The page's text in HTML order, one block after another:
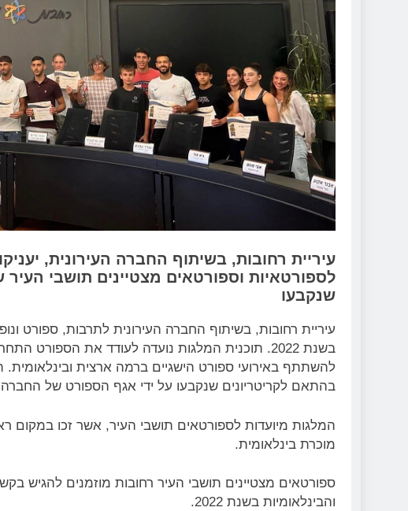
עיריית רחובות, בשיתוף החברה העירונית,
לספורטאיות וספורטאים מצטיינים תושבי העיר
שנקבעו
עיריית רחובות, בשיתוף החברה העירונית לתרבות, ספורט
בשנת 2022. תוכנית המלגות נועדה לעודד את
להשתתף באירועי ספורט הישגיים ברמה ארצית ובינלאומית.
בהתאם לקריטריונים שנקבעו על ידי אגף הספורט של החברה
המלגות מיועדות לספורטאים תושבי העיר, אשר זכו במקום
מוכרת בינלאומית.
ספורטאים מצטיינים תושבי העיר רחובות מוזמנים להגיש
והבינלאומיות בשנת 2022.